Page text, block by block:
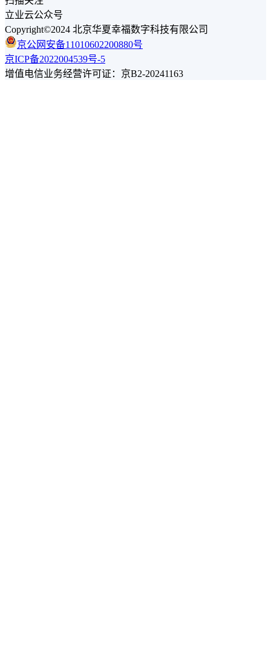
立业云公众号
Copyright©2024 北京华夏幸福数字科技有限公司
京公网安备11010602200880号
京ICP备2022004539号-5
增值电信业务经营许可证：京B2-20241163